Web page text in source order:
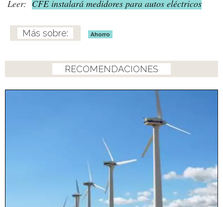
Leer: CFE instalará medidores para autos eléctricos
Ahorro
RECOMENDACIONES